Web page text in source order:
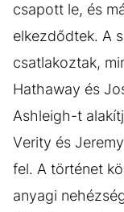
csapott le, és
elkezdődtek. A
csatlakoztak,
Hathaway és
Ashleigh-t
Verity és
fel. A történet
anyagi